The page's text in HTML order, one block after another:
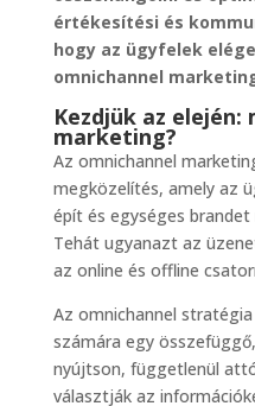
értékesítési és
hogy az ügyfelek
omnichannel
Kezdjük az elején:
marketing?
Az omnichannel
megközelítés, amely az
épít és egységes
Tehát ugyanazt az
az online és offline
Az omnichannel
számára egy
nyújtson, függetlenül
választják az